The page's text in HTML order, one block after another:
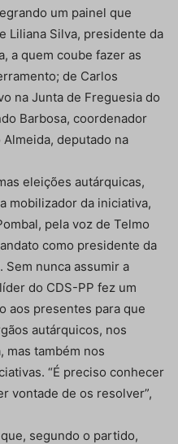
um painel que
Liliana Silva, presidente da
a quem coube fazer as
de Carlos
na Junta de Freguesia do
Barbosa, coordenador
deputado na
eleições autárquicas,
mobilizador da iniciativa,
pela voz de Telmo
como presidente da
nunca assumir a
do CDS-PP fez um
aos presentes para que
autárquicos, nos
mas também nos
“É preciso conhecer
vontade de os resolver”,
segundo o partido,